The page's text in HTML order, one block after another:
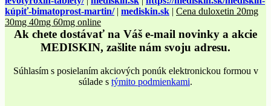
kúpiť-bimatoprost-martin/| mediskin.sk | Cena duloxetin 20mg
30mg 40mg 60mg online
Ak chete dostávať na Váš e-mail novinky a akcie
MEDISKIN, zašlite nám svoju adresu.
Súhlasím s posielaním akciových ponúk elektronickou formou v
súlade s týmito podmienkami.